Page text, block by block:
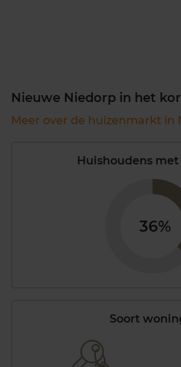
Nieuwe Niedorp in het
Meer over de huizenmarkt in
Huishoudens
36%
Soort